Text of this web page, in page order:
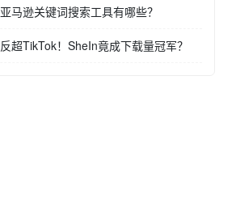
亚马逊关键词搜索工具有哪些？
反超TikTok！SheIn竟成下载量冠军？